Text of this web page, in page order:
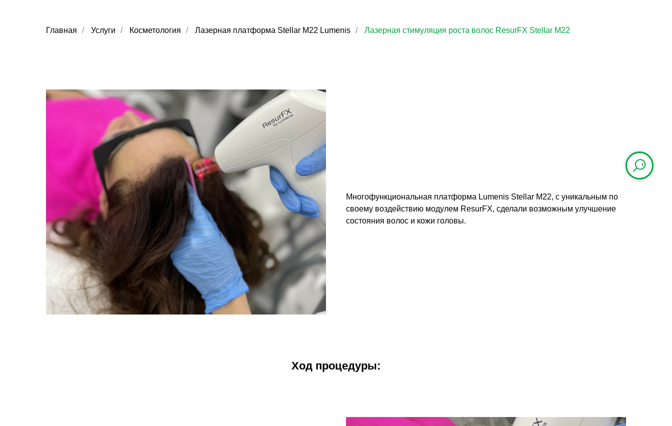
Главная / Услуги / Косметология / Лазерная платформа Stellar M22 Lumenis / Лазерная стимуляция роста волос ResurFX Stellar M22
Многофункциональная платформа Lumenis Stellar М22, с уникальным по
своему воздействию модулем ResurFX, сделали возможным улучшение
состояния волос и кожи головы.
Ход процедуры: